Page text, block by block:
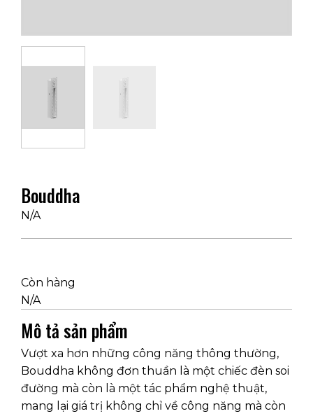
Bouddha
N/A
Còn hàng
N/A
Mô tả sản phẩm
Vượt xa hơn những công năng thông thường,
Bouddha không đơn thuần là một chiếc đèn soi
đường mà còn là một tác phẩm nghệ thuật,
mang lại giá trị không chỉ về công năng mà còn